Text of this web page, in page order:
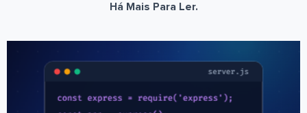
Há Mais Para Ler.